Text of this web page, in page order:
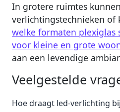
In grotere ruimtes
verlichtingstechnieken of
welke formaten plexiglas
voor kleine en grote
aan een levendige
Veelgestelde
Hoe draagt led-verlichting